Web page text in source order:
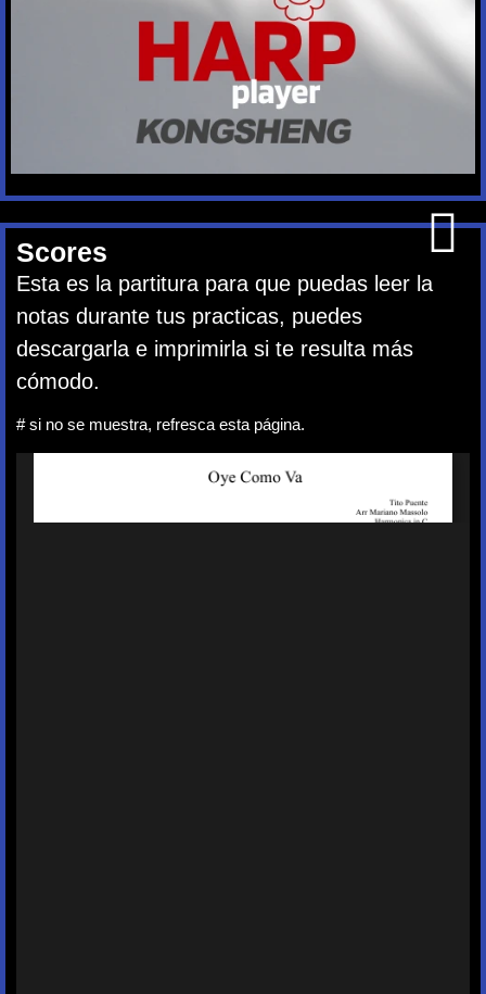
Scores
Esta es la partitura para que puedas leer la
notas durante tus practicas, puedes
descargarla e imprimirla si te resulta más
cómodo.
# si no se muestra, refresca esta página.